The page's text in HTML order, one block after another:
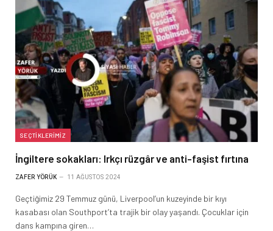
SEÇTIKLERIMIZ
İngiltere sokakları: Irkçı rüzgâr ve anti-faşist fırtına
ZAFER YÖRÜK 11 AĞUSTOS 2024
Geçtiğimiz 29 Temmuz günü, Liverpool’un kuzeyinde bir kıyı
kasabası olan Southport’ta trajik bir olay yaşandı. Çocuklar için
dans kampına giren…